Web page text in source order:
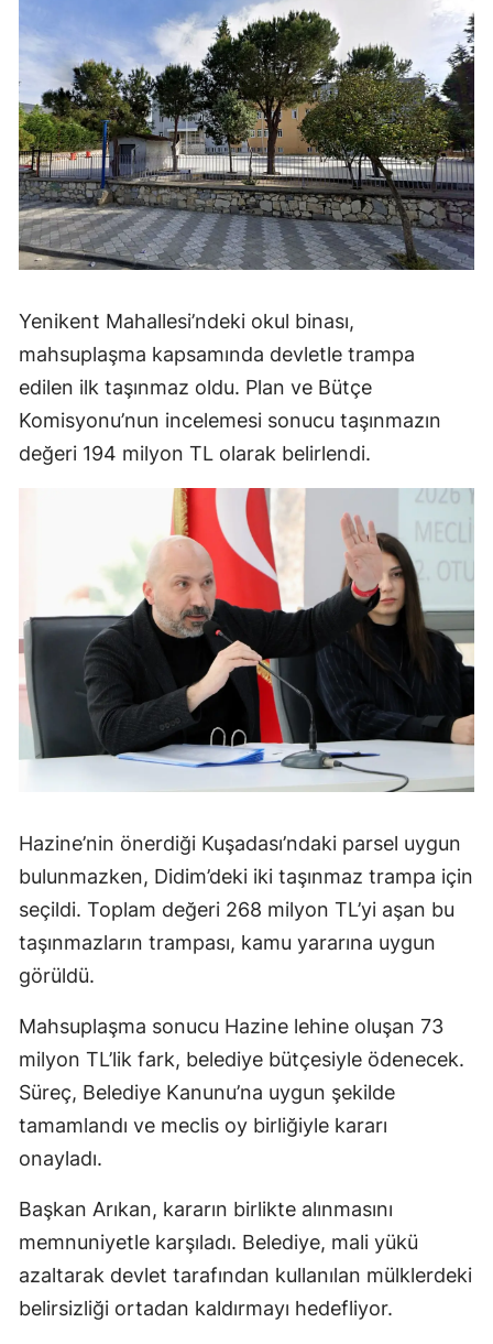
Yenikent Mahallesi’ndeki okul binası,
mahsuplaşma kapsamında devletle trampa
edilen ilk taşınmaz oldu. Plan ve Bütçe
Komisyonu’nun incelemesi sonucu taşınmazın
değeri 194 milyon TL olarak belirlendi.
Hazine’nin önerdiği Kuşadası’ndaki parsel uygun
bulunmazken, Didim’deki iki taşınmaz trampa için
seçildi. Toplam değeri 268 milyon TL’yi aşan bu
taşınmazların trampası, kamu yararına uygun
görüldü.
Mahsuplaşma sonucu Hazine lehine oluşan 73
milyon TL’lik fark, belediye bütçesiyle ödenecek.
Süreç, Belediye Kanunu’na uygun şekilde
tamamlandı ve meclis oy birliğiyle kararı
onayladı.
Başkan Arıkan, kararın birlikte alınmasını
memnuniyetle karşıladı. Belediye, mali yükü
azaltarak devlet tarafından kullanılan mülklerdeki
belirsizliği ortadan kaldırmayı hedefliyor.